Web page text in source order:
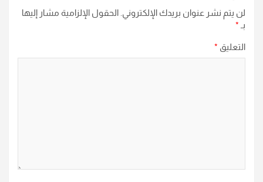
لن يتم نشر عنوان بريدك الإلكتروني. الحقول الإلزامية مشار إليها
بـ *
التعليق *